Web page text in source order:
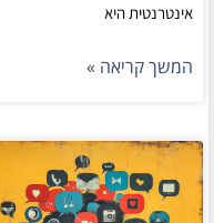
אינטרנטית היא
המשך קריאה »